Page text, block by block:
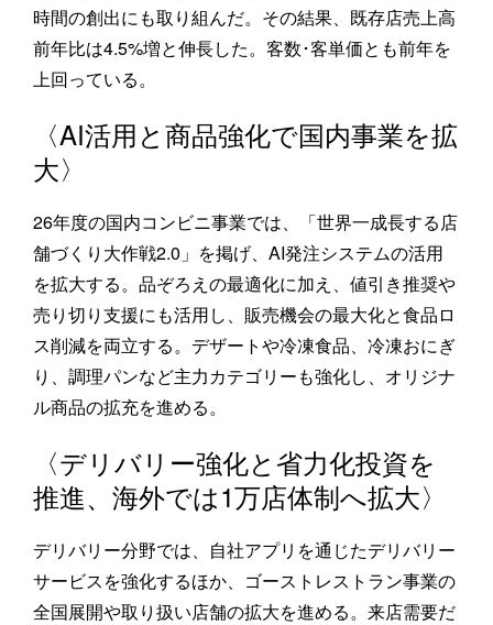
時間の創出にも取り組んだ。その結果、既存店売上高
前年比は4.5%増と伸長した。客数･客単価とも前年を
上回っている。
〈AI活用と商品強化で国内事業を拡
大〉
26年度の国内コンビニ事業では、「世界一成長する店
舗づくり大作戦2.0」を掲げ、AI発注システムの活用
を拡大する。品ぞろえの最適化に加え、値引き推奨や
売り切り支援にも活用し、販売機会の最大化と食品ロ
ス削減を両立する。デザートや冷凍食品、冷凍おにぎ
り、調理パンなど主力カテゴリーも強化し、オリジナ
ル商品の拡充を進める。
〈デリバリー強化と省力化投資を
推進、海外では1万店体制へ拡大〉
デリバリー分野では、自社アプリを通じたデリバリー
サービスを強化するほか、ゴーストレストラン事業の
全国展開や取り扱い店舗の拡大を進める。来店需要だ